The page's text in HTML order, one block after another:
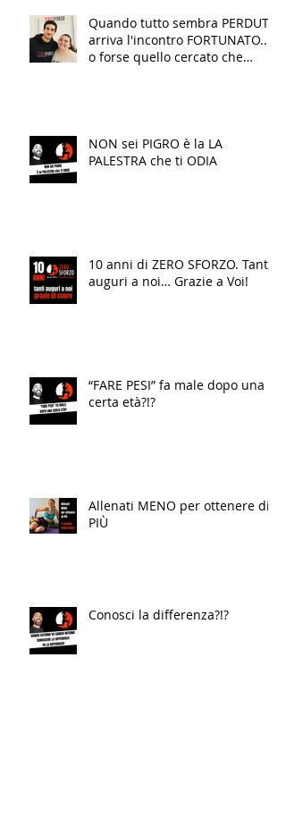
Quando tutto sembra PERDUTO
arriva l'incontro FORTUNATO...
o forse quello cercato che
NON sei PIGRO è la LA
PALESTRA che ti ODIA
10 anni di ZERO SFORZO. Tanti
auguri a noi… Grazie a Voi!
“FARE PESI” fa male dopo una
certa età?!?
Allenati MENO per ottenere di
PIÙ
Conosci la differenza?!?